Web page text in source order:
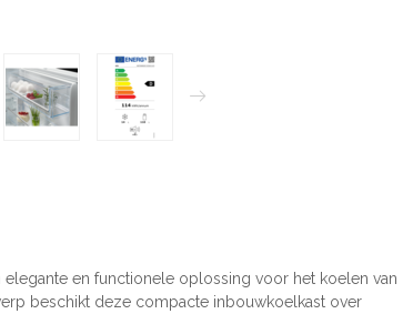
en functionele oplossing voor het koelen van
beschikt deze compacte inbouwkoelkast over